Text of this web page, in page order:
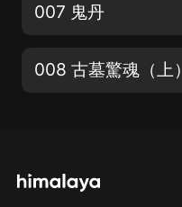
007 鬼丹
008 古墓驚魂（上）